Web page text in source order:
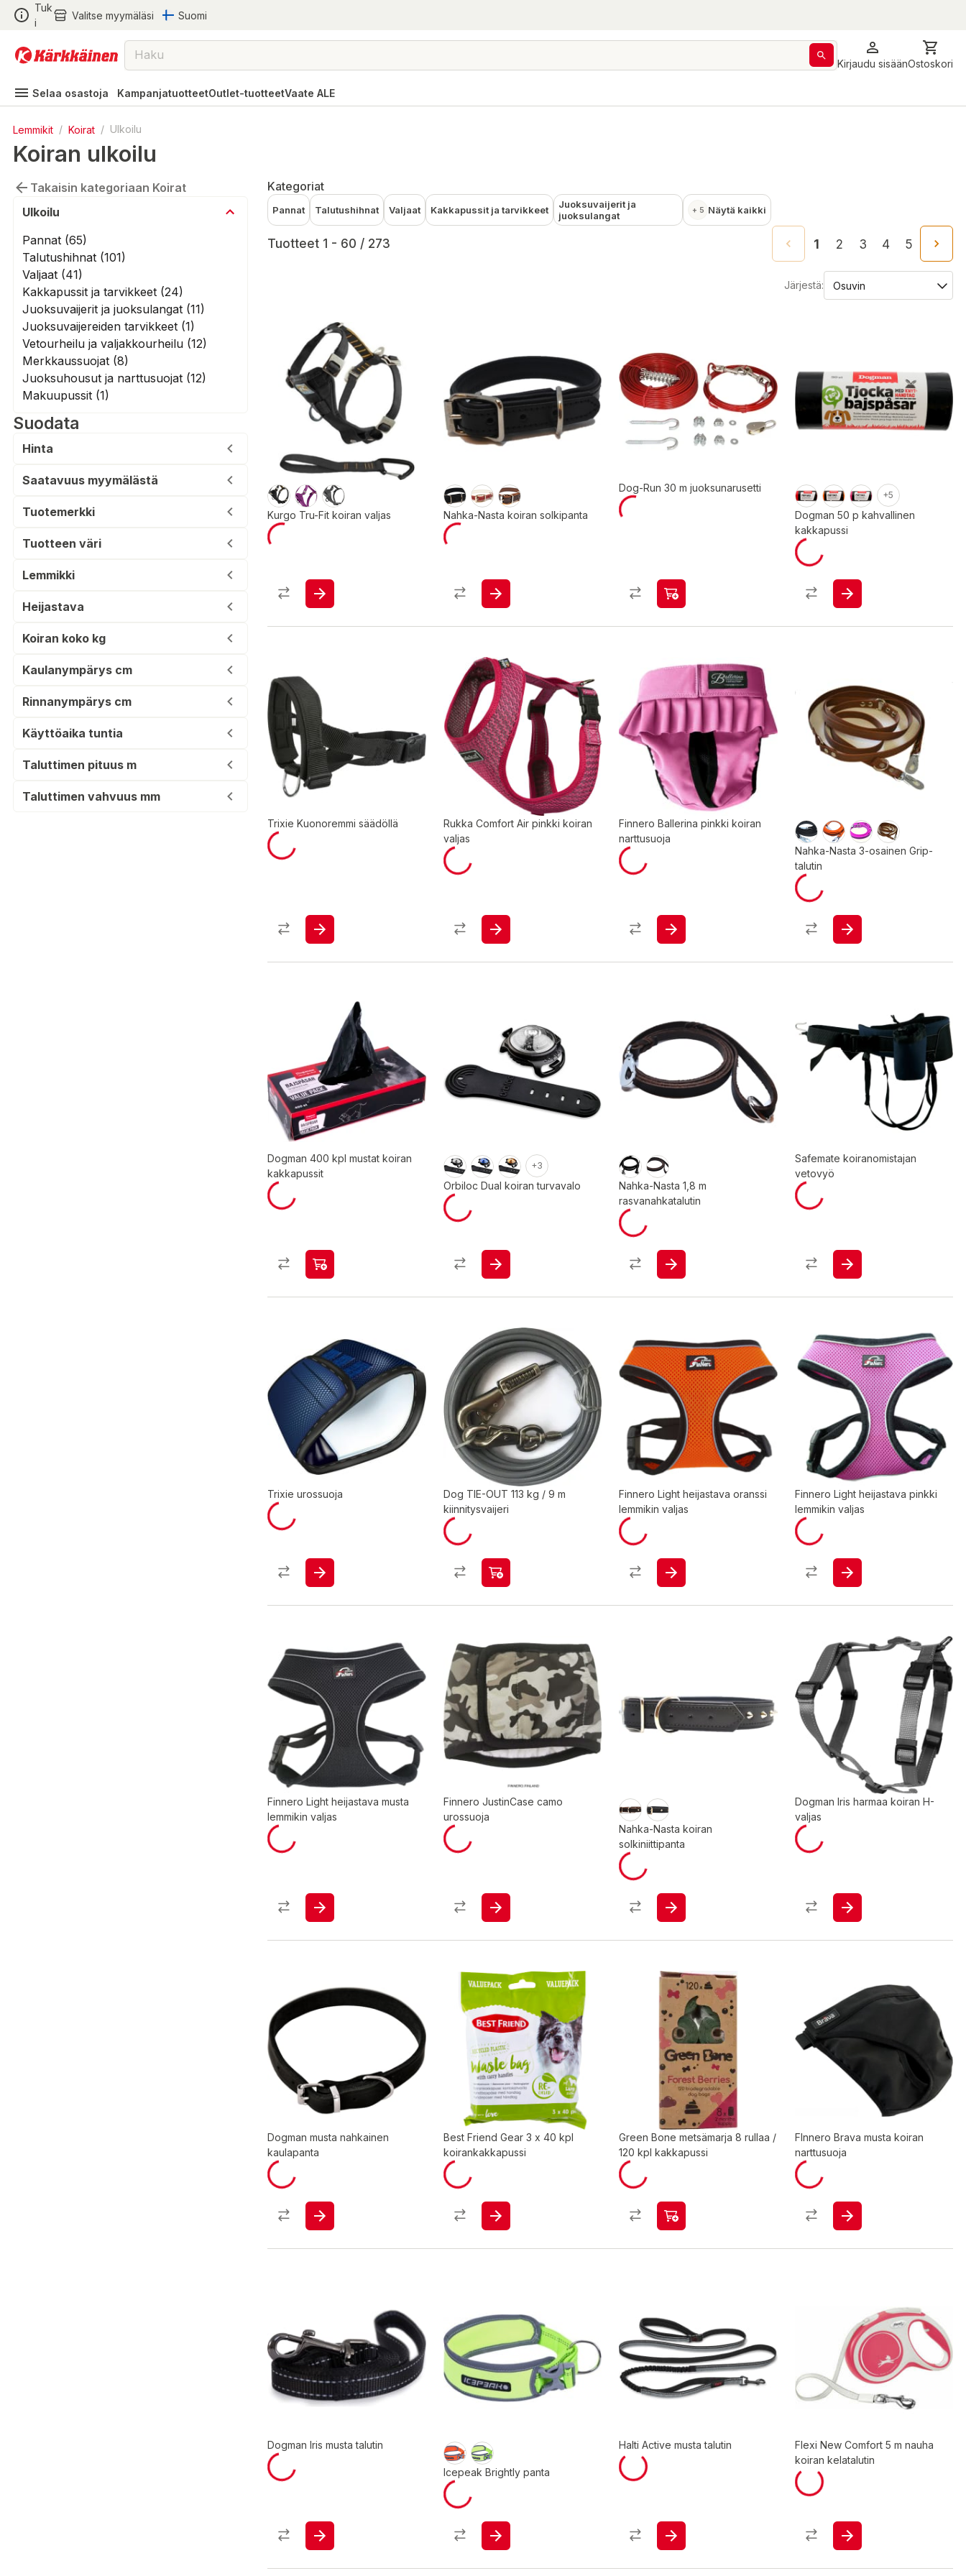
Tuk
i
Valitse myymäläsi Suomi
Kirjaudu sisäänOstoskori
Selaa osastoja KampanjatuotteetOutlet-tuotteetVaate ALE
Lemmikit / Koirat / Ulkoilu
Koiran ulkoilu
Takaisin kategoriaan Koirat
Ulkoilu
Pannat (65)
Talutushihnat (101)
Valjaat (41)
Kakkapussit ja tarvikkeet (24)
Juoksuvaijerit ja juoksulangat (11)
Juoksuvaijereiden tarvikkeet (1)
Vetourheilu ja valjakkourheilu (12)
Merkkaussuojat (8)
Juoksuhousut ja narttusuojat (12)
Makuupussit (1)
Suodata
Hinta
Saatavuus myymälästä
Tuotemerkki
Tuotteen väri
Lemmikki
Heijastava
Koiran koko kg
Kaulanympärys cm
Rinnanympärys cm
Käyttöaika tuntia
Taluttimen pituus m
Taluttimen vahvuus mm
Kategoriat
Pannat Talutushihnat Valjaat Kakkapussit ja tarvikkeet
Juoksuvaijerit ja
juoksulangat
+ 5 Näytä kaikki
Tuotteet 1 - 60 / 273 1 2 3 4 5
Järjestä:
Kurgo Tru-Fit koiran valjas Nahka-Nasta koiran solkipanta
Dog-Run 30 m juoksunarusetti
+5
Dogman 50 p kahvallinen
kakkapussi
Trixie Kuonoremmi säädöllä
Rukka Comfort Air pinkki koiran
valjas
Finnero Ballerina pinkki koiran
narttusuoja
Nahka-Nasta 3-osainen Grip-
talutin
Dogman 400 kpl mustat koiran
kakkapussit
+3
Orbiloc Dual koiran turvavalo
Nahka-Nasta 1,8 m
rasvanahkatalutin
Safemate koiranomistajan
vetovyö
Trixie urossuoja
Dog TIE-OUT 113 kg / 9 m
kiinnitysvaijeri
Finnero Light heijastava oranssi
lemmikin valjas
Finnero Light heijastava pinkki
lemmikin valjas
Finnero Light heijastava musta
lemmikin valjas
Finnero JustinCase camo
urossuoja
Nahka-Nasta koiran
solkiniittipanta
Dogman Iris harmaa koiran H-
valjas
Dogman musta nahkainen
kaulapanta
Best Friend Gear 3 x 40 kpl
koirankakkapussi
Green Bone metsämarja 8 rullaa /
120 kpl kakkapussi
FInnero Brava musta koiran
narttusuoja
Dogman Iris musta talutin
Icepeak Brightly panta
Halti Active musta talutin
Flexi New Comfort 5 m nauha
koiran kelatalutin